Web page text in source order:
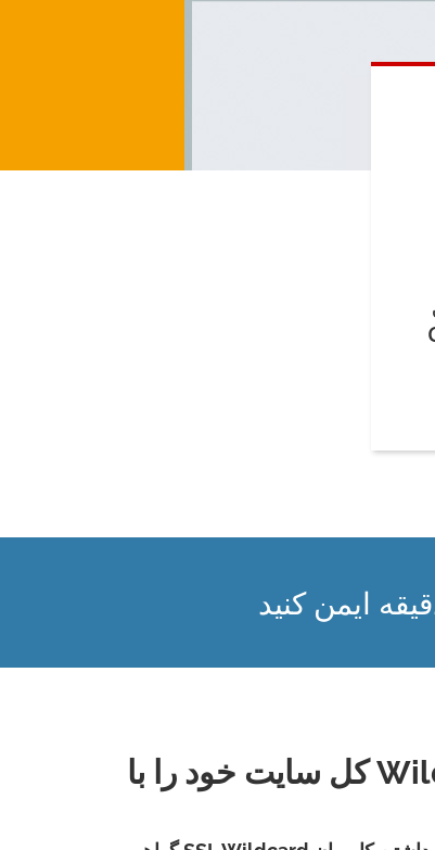
ایمن کنید